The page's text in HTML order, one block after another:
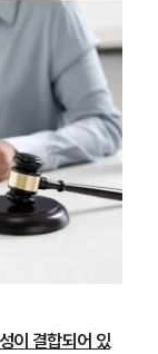
이 결합되어 있